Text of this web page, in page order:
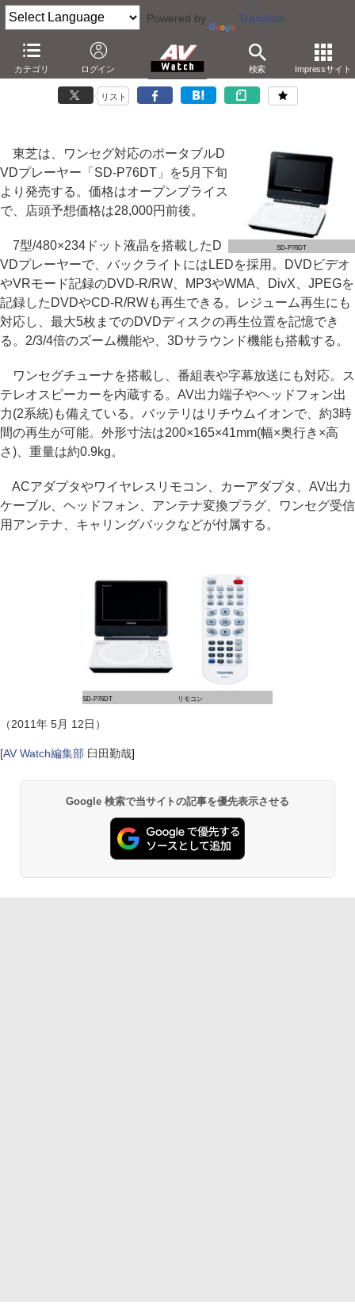
Powered by Translate
カテゴリ ログイン 検索 Impressサイト
東芝、ワンセグ対応の7型ポータブルDVDプレーヤー
－実売28,000円。LEDバックライト採用
リスト
SD-P76DT
東芝は、ワンセグ対応のポータブルD
VDプレーヤー「SD-P76DT」を5月下旬
より発売する。価格はオープンプライス
で、店頭予想価格は28,000円前後。
7型/480×234ドット液晶を搭載したD
VDプレーヤーで、バックライトにはLEDを採用。DVDビデオ
やVRモード記録のDVD-R/RW、MP3やWMA、DivX、JPEGを
記録したDVDやCD-R/RWも再生できる。レジューム再生にも
対応し、最大5枚までのDVDディスクの再生位置を記憶でき
る。2/3/4倍のズーム機能や、3Dサラウンド機能も搭載する。
ワンセグチューナを搭載し、番組表や字幕放送にも対応。ス
テレオスピーカーを内蔵する。AV出力端子やヘッドフォン出
力(2系統)も備えている。バッテリはリチウムイオンで、約3時
間の再生が可能。外形寸法は200×165×41mm(幅×奥行き×高
さ)、重量は約0.9kg。
ACアダプタやワイヤレスリモコン、カーアダプタ、AV出力
ケーブル、ヘッドフォン、アンテナ変換プラグ、ワンセグ受信
用アンテナ、キャリングバックなどが付属する。
SD-P76DT リモコン
（2011年 5月 12日）
[AV Watch編集部 臼田勤哉]
Google 検索で当サイトの記事を優先表示させる